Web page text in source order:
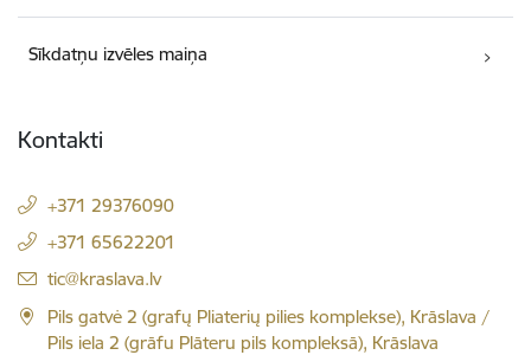
Sīkdatņu izvēles maiņa
Kontakti
+371 29376090
+371 65622201
El. paštas:
tic@kraslava.lv
Pils gatvė 2 (grafų Pliaterių pilies komplekse), Krāslava /
Pils iela 2 (grāfu Plāteru pils kompleksā), Krāslava